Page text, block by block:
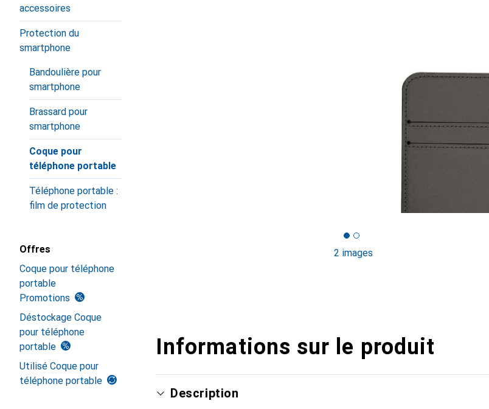
accessoires
Protection du
smartphone
Bandoulière pour
smartphone
Brassard pour
smartphone
Coque pour
téléphone portable
Téléphone portable :
film de protection
Offres
Coque pour téléphone
portable
Promotions
Déstockage Coque
pour téléphone
portable
Utilisé Coque pour
téléphone portable
2 images
Informations sur le produit
Description